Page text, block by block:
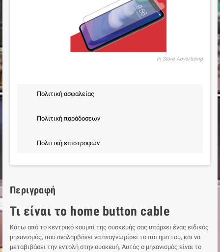
In-Store Advertising
Πολιτική ασφαλείας
Πολιτική παράδοσεων
Πολιτική επιστροφών
Περιγραφή
Τι είναι το home button cable
Κάτω από το κεντρικό κουμπί της συσκευής σας υπάρχει ένας ειδικός
μηχανισμός, που αναλαμβάνει να αναγνωρίσει το πάτημα του, και να
μεταβιβάσει την εντολή στην συσκευή. Αυτός ο μηχανισμός είναι το